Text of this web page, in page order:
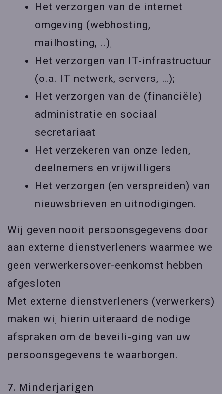
Het verzorgen van de internet
omgeving (webhosting,
mailhosting, ..);
Het verzorgen van IT-infrastructuur
(o.a. IT netwerk, servers, …);
Het verzorgen van de (financiële)
administratie en sociaal
secretariaat
Het verzekeren van onze leden,
deelnemers en vrijwilligers
Het verzorgen (en verspreiden) van
nieuwsbrieven en uitnodigingen.
Wij geven nooit persoonsgegevens door
aan externe dienstverleners waarmee we
geen verwerkersover-eenkomst hebben
afgesloten
Met externe dienstverleners (verwerkers)
maken wij hierin uiteraard de nodige
afspraken om de beveili-ging van uw
persoonsgegevens te waarborgen.
7. Minderjarigen